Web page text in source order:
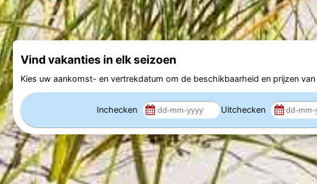
Vind vakanties in elk seizoen
Kies uw aankomst- en vertrekdatum om de beschikbaarheid en prijzen van
Inchecken Uitchecken